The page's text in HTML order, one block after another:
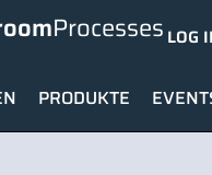
Processes LOG
PRODUKTE